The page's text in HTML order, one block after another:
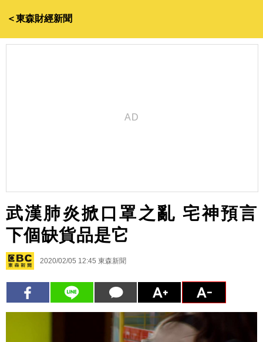
＜東森財經新聞
武漢肺炎掀口罩之亂 宅神預言
下個缺貨品是它
2020/02/05 12:45 東森新聞